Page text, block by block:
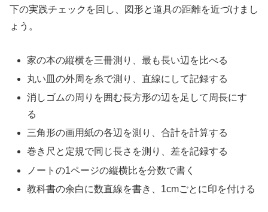
下の実践チェックを回し、図形と道具の距離を近づけまし
ょう。
家の本の縦横を三冊測り、最も長い辺を比べる
丸い皿の外周を糸で測り、直線にして記録する
消しゴムの周りを囲む長方形の辺を足して周長にす
る
三角形の画用紙の各辺を測り、合計を計算する
巻き尺と定規で同じ長さを測り、差を記録する
ノートの1ページの縦横比を分数で書く
教科書の余白に数直線を書き、1cmごとに印を付ける